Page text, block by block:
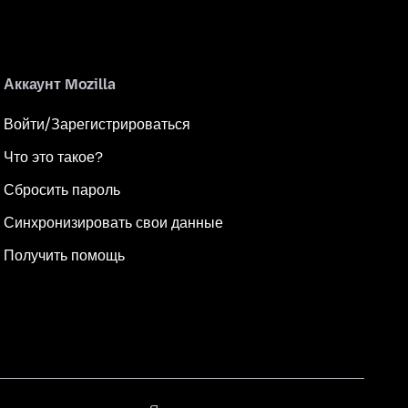
Аккаунт Mozilla
Войти/Зарегистрироваться
Что это такое?
Сбросить пароль
Синхронизировать свои данные
Получить помощь